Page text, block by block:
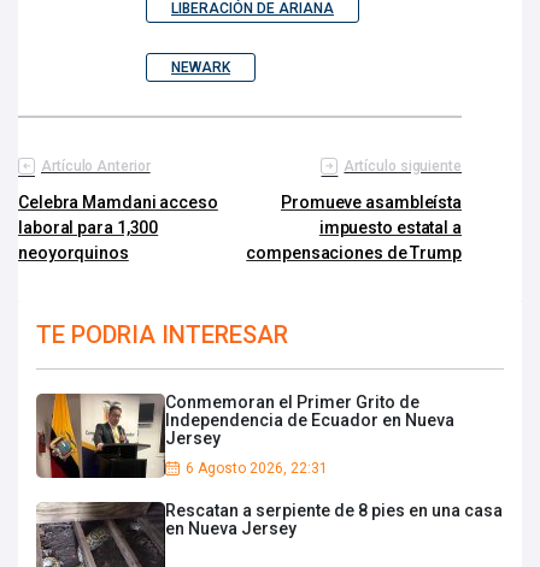
LIBERACIÓN DE ARIANA
NEWARK
Artículo Anterior
Celebra Mamdani acceso
laboral para 1,300
neoyorquinos
Artículo siguiente
Promueve asambleísta
impuesto estatal a
compensaciones de Trump
TE PODRIA INTERESAR
Conmemoran el Primer Grito de
Independencia de Ecuador en Nueva
Jersey
6 Agosto 2026, 22:31
Rescatan a serpiente de 8 pies en una casa
en Nueva Jersey